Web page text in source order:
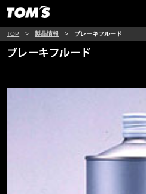
TOP >製品情報 > ブレーキフルード